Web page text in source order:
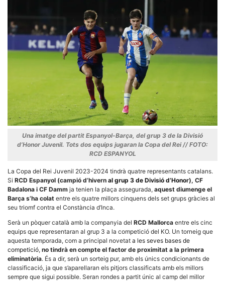
Una imatge del partit Espanyol-Barça, del grup 3 de la Divisió
d’Honor Juvenil. Tots dos equips jugaran la Copa del Rei // FOTO:
RCD ESPANYOL
La Copa del Rei Juvenil 2023-2024 tindrà quatre representants catalans.
Si RCD Espanyol (campió d’hivern al grup 3 de Divisió d’Honor), CF
Badalona i CF Damm ja tenien la plaça assegurada, aquest diumenge el
Barça s’ha colat entre els quatre millors cinquens dels set grups gràcies al
seu triomf contra el Constància d’Inca.
Serà un pòquer català amb la companyia del RCD Mallorca entre els cinc
equips que representaran al grup 3 a la competició del KO. Un torneig que
aquesta temporada, com a principal novetat a les seves bases de
competició, no tindrà en compte el factor de proximitat a la primera
eliminatòria. És a dir, serà un sorteig pur, amb els únics condicionants de
classificació, ja que s’aparellaran els pitjors classificats amb els millors
sempre que sigui possible. Seran rondes a partit únic al camp del millor
cookies no
són
opcionals,
són
necessàries
funcionament
tècnic de la
web.
Estadístiques
Recopilem